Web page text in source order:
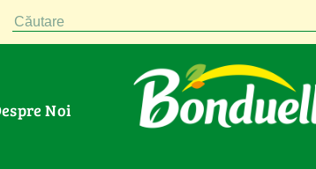
Căutare
Despre Noi